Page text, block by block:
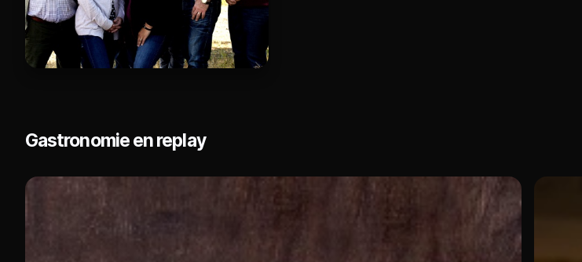
Gastronomie en replay